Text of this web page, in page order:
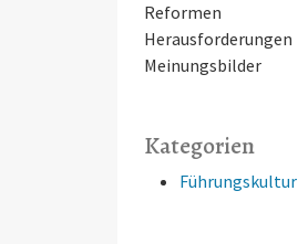
Reformen
Herausforderungen
Meinungsbilder
Kategorien
Führungskultur